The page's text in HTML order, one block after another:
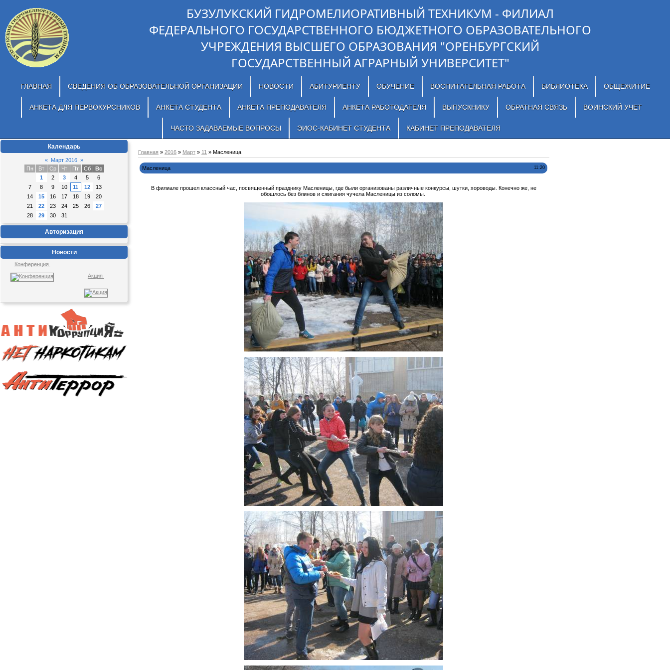
БУЗУЛУКСКИЙ ГИДРОМЕЛИОРАТИВНЫЙ ТЕХНИКУМ - ФИЛИАЛ
ФЕДЕРАЛЬНОГО ГОСУДАРСТВЕННОГО БЮДЖЕТНОГО ОБРАЗОВАТЕЛЬНОГО
УЧРЕЖДЕНИЯ ВЫСШЕГО ОБРАЗОВАНИЯ "ОРЕНБУРГСКИЙ
ГОСУДАРСТВЕННЫЙ АГРАРНЫЙ УНИВЕРСИТЕТ"
ГЛАВНАЯ СВЕДЕНИЯ ОБ ОБРАЗОВАТЕЛЬНОЙ ОРГАНИЗАЦИИ НОВОСТИ АБИТУРИЕНТУ ОБУЧЕНИЕ ВОСПИТАТЕЛЬНАЯ РАБОТА БИБЛИОТЕКА ОБЩЕЖИТИЕ
АНКЕТА ДЛЯ ПЕРВОКУРСНИКОВ АНКЕТА СТУДЕНТА АНКЕТА ПРЕПОДАВАТЕЛЯ АНКЕТА РАБОТОДАТЕЛЯ ВЫПУСКНИКУ ОБРАТНАЯ СВЯЗЬ ВОИНСКИЙ УЧЕТ
ЧАСТО ЗАДАВАЕМЫЕ ВОПРОСЫ ЭИОС-КАБИНЕТ СТУДЕНТА КАБИНЕТ ПРЕПОДАВАТЕЛЯ
Календарь
« Март 2016 »
Пн
Вт Ср Чт Пт Сб
Вс
1
2 3 4 5
6
7
8 9 10 11 12
13
14
15 16 17 18 19
20
21
22 23 24 25 26
27
28
29 30 31
Авторизация
Новости
Конференция
Акция
Главная » 2016 » Март » 11 » Масленица
11:20
Масленица
В филиале прошел классный час, посвященный празднику Масленицы, где были организованы различные конкурсы, шутки, хороводы. Конечно же, не
обошлось без блинов и сжигания чучела Масленицы из соломы.